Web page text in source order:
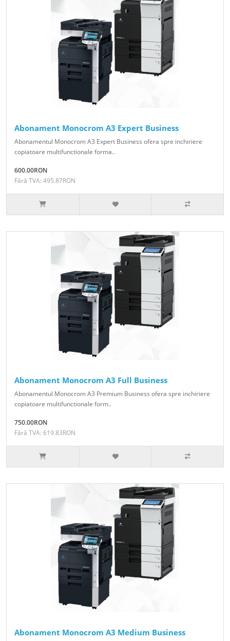
Abonament Monocrom A3 Expert Business
Abonamentul Monocrom A3 Expert Business ofera spre inchiriere
copiatoare multifunctionale forma..
600.00RON
Fără TVA: 495.87RON
Abonament Monocrom A3 Full Business
Abonamentul Monocrom A3 Premium Business ofera spre inchiriere
copiatoare multifunctionale form..
750.00RON
Fără TVA: 619.83RON
Abonament Monocrom A3 Medium Business